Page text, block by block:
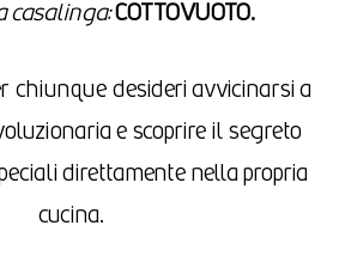
casalinga: COTTOVUOTO.
chiunque desideri avvicinarsi a
e scoprire il segreto
direttamente nella propria
cucina.